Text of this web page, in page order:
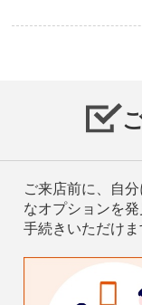
ご来店前に、自
なオプションを
手続きいただけま